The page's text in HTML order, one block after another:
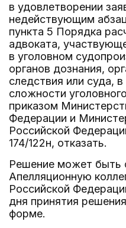
в удовлетворении
недействующим
пункта 5 Порядка
адвоката,
в уголовном
органов дознания,
следствия или суда,
сложности
приказом
Федерации и
Российской
174/122н, отказать.
Решение может быть
Апелляционную
Российской
дня принятия
форме.